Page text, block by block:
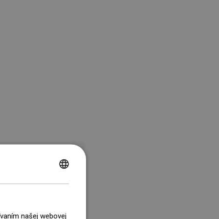
našej webovej